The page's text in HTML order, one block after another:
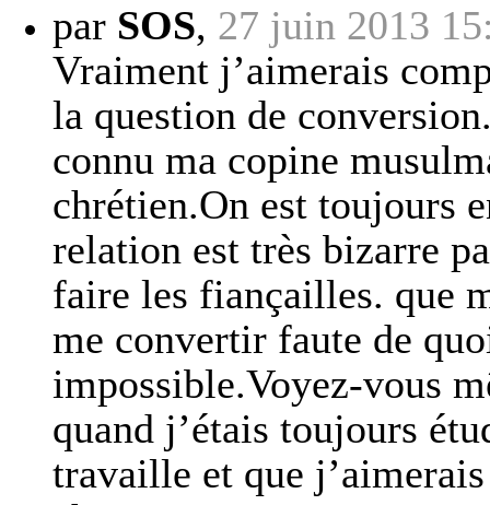
par SOS, 27 juin 2013
Vraiment j’aimerais
la question de
connu ma copine
chrétien.On est toujours
relation est très bizarre
faire les fiançailles. que
me convertir faute de
impossible.Voyez-vous
quand j’étais toujours
travaille et que